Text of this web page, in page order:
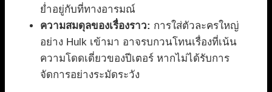
ย่ำอยู่กับที่ทางอารมณ์
ความสมดุลของเรื่องราว: การใส่ตัวละครใหญ่
อย่าง Hulk เข้ามา อาจรบกวนโทนเรื่องที่เน้น
ความโดดเดี่ยวของปีเตอร์ หากไม่ได้รับการ
จัดการอย่างระมัดระวัง